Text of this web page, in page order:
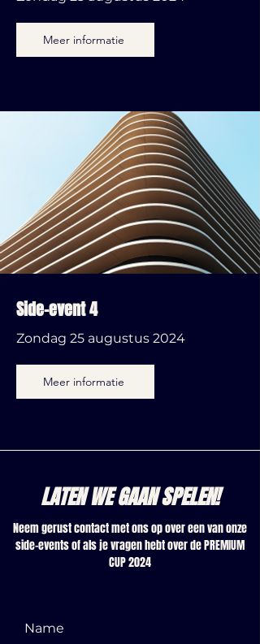
Meer informatie
Side-event 4
Zondag 25 augustus 2024
Meer informatie
LATEN WE GAAN SPELEN!
Neem gerust contact met ons op over een van onze
side-events of als je vragen hebt over de PREMIUM
CUP 2024
Name